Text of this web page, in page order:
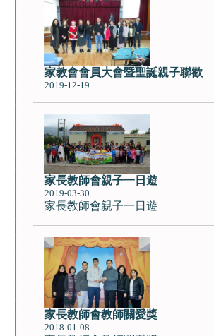
家教會會員大會暨聖誕親子聯歡
2019-12-19
家長教師會親子一日遊
2019-03-30
家長教師會親子一日遊
家長教師會教師關愛獎
2018-01-08